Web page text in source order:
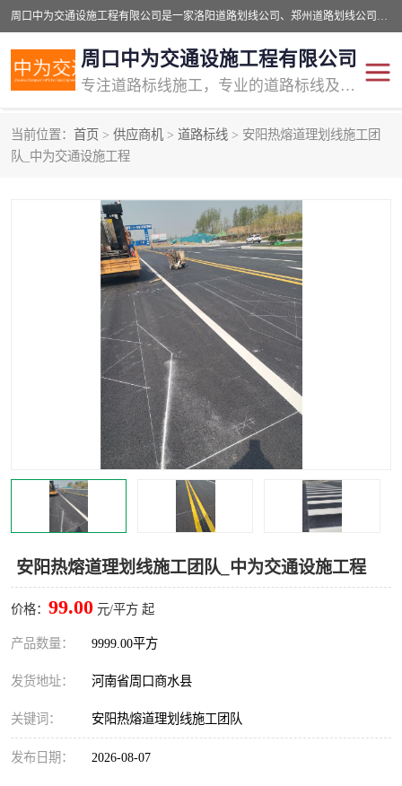
周口中为交通设施工程有限公司是一家洛阳道路划线公司、郑州道路划线公司、平顶山道路车位划线公司、开封车位划线公司、许昌道路车位划线公司、漯河道路车位划线公司，公司始终坚持“诚信、匠心、专注”的宗旨；我们的经营理念是：的服务。
周口中为交通设施工程有限公司
专注道路标线施工，专业的道路标线及交通设施施工服务商!
当前位置： 首页 > 供应商机 > 道路标线 > 安阳热熔道理划线施工团
队_中为交通设施工程
安阳热熔道理划线施工团队_中为交通设施工程
价格： 99.00 元/平方 起
产品数量： 9999.00平方
发货地址： 河南省周口商水县
关键词： 安阳热熔道理划线施工团队
发布日期： 2026-08-07
交通道路标线
道路标线划线 马路标线
道路划线